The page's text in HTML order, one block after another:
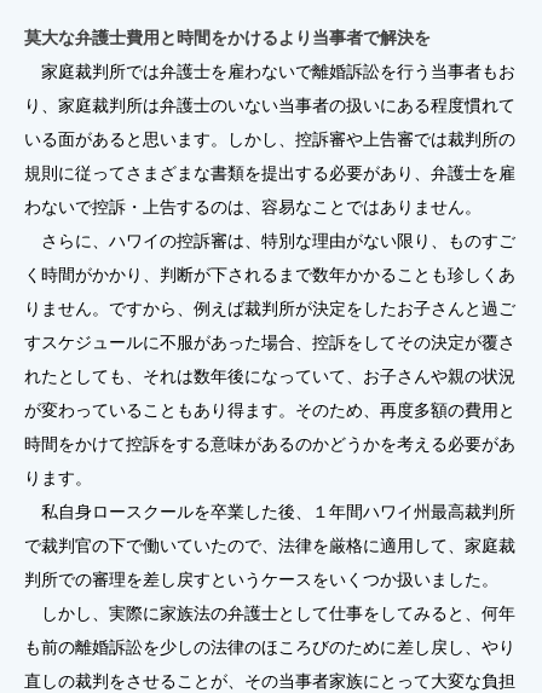
莫大な弁護士費用と時間をかけるより当事者で解決を
家庭裁判所では弁護士を雇わないで離婚訴訟を行う当事者もお
り、家庭裁判所は弁護士のいない当事者の扱いにある程度慣れて
いる面があると思います。しかし、控訴審や上告審では裁判所の
規則に従ってさまざまな書類を提出する必要があり、弁護士を雇
わないで控訴・上告するのは、容易なことではありません。
さらに、ハワイの控訴審は、特別な理由がない限り、ものすご
く時間がかかり、判断が下されるまで数年かかることも珍しくあ
りません。ですから、例えば裁判所が決定をしたお子さんと過ご
すスケジュールに不服があった場合、控訴をしてその決定が覆さ
れたとしても、それは数年後になっていて、お子さんや親の状況
が変わっていることもあり得ます。そのため、再度多額の費用と
時間をかけて控訴をする意味があるのかどうかを考える必要があ
ります。
私自身ロースクールを卒業した後、１年間ハワイ州最高裁判所
で裁判官の下で働いていたので、法律を厳格に適用して、家庭裁
判所での審理を差し戻すというケースをいくつか扱いました。
しかし、実際に家族法の弁護士として仕事をしてみると、何年
も前の離婚訴訟を少しの法律のほころびのために差し戻し、やり
直しの裁判をさせることが、その当事者家族にとって大変な負担